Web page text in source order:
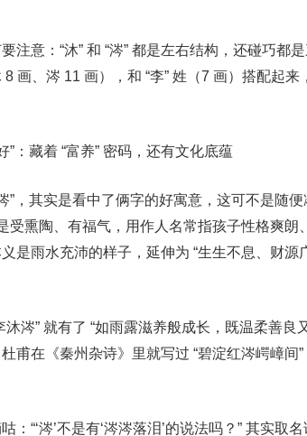
注意：“沐” 和 “涔” 都是左右结构，还碰巧都
画、涔 11 画），和 “李” 姓（7 画）搭配起
”：藏着 “富养” 密码，还有文化底蕴
”，其实是看中了俩字的好寓意，这可不是随便
受熏陶、有福气，用作人名常指孩子性格爽朗
是雨水充沛的样子，延伸为 “生生不息、财源
沐涔” 就有了 “如雨露滋养般成长，既温柔善
甫在《秦州杂诗》里就写过 “碧淀红涔崿嶂
：“‘涔’不是有‘涔涔落泪’的说法吗？” 其实取